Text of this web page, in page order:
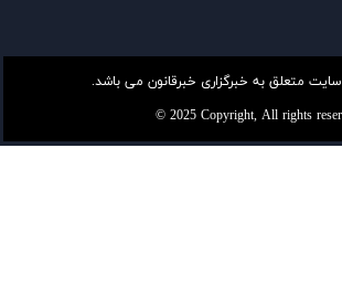
متعلق به خبرگزاری خبرقانون می باشد.
© 2025 Copyright, All rights